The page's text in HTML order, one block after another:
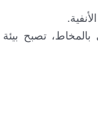
تصبح بيئة